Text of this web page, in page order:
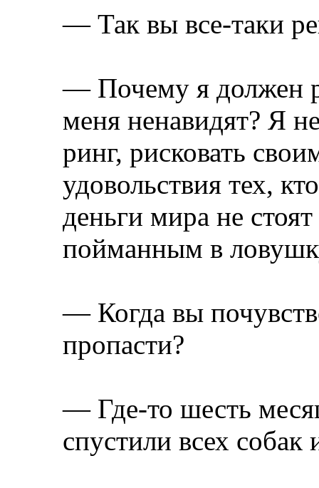
— Так вы все-таки
— Почему я должен
меня ненавидят? Я
ринг, рисковать
удовольствия тех,
деньги мира не
пойманным в
— Когда вы
пропасти?
— Где-то шесть
спустили всех собак